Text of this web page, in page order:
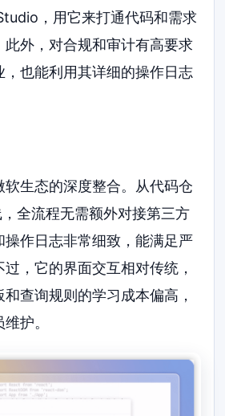
，用它来打通代码和需求
此外，对合规和审计有高要求
，也能利用其详细的操作日志
软生态的深度整合。从代码仓
全流程无需额外对接第三方
操作日志非常细致，能满足严
，它的界面交互相对传统，
查询规则的学习成本偏高，
护。